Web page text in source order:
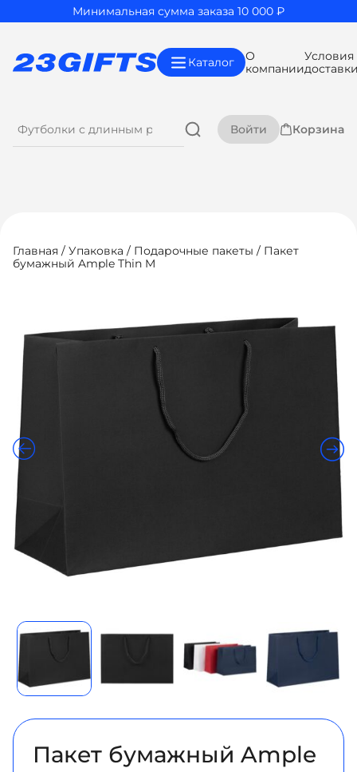
Минимальная сумма заказа 10 000 ₽
Каталог
О
компании
Условия
Войти Корзина
Главная / Упаковка / Подарочные пакеты / Пакет
бумажный Ample Thin M
Пакет бумажный Ample